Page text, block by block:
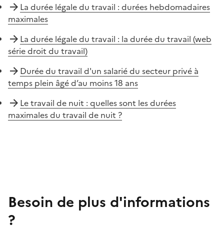
La durée légale du travail : durées hebdomadaires
maximales
La durée légale du travail : la durée du travail (web
série droit du travail)
Durée du travail d'un salarié du secteur privé à
temps plein âgé d’au moins 18 ans
Le travail de nuit : quelles sont les durées
maximales du travail de nuit ?
Besoin de plus d'informations
?